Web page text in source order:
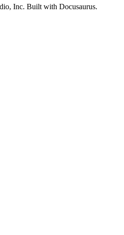
Inc. Built with Docusaurus.